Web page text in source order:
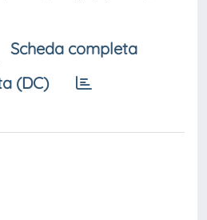
Scheda completa
(DC)